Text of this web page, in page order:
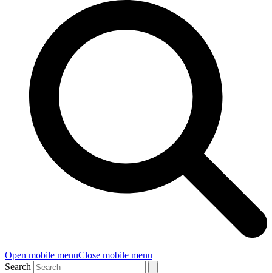
Open mobile menuClose mobile menu
Search